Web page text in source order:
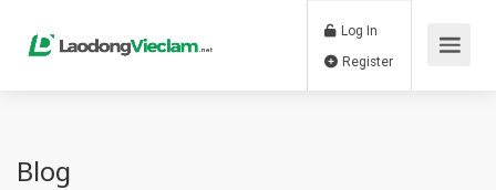
Log In
Blog